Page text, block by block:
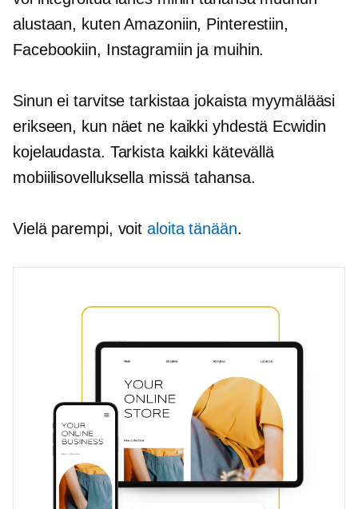
alustaan, kuten Amazoniin, Pinterestiin,
Facebookiin, Instagramiin ja muihin.
Sinun ei tarvitse tarkistaa jokaista myymälääsi
erikseen, kun näet ne kaikki yhdestä Ecwidin
kojelaudasta. Tarkista kaikki kätevällä
mobiilisovelluksella missä tahansa.
Vielä parempi, voit aloita tänään.